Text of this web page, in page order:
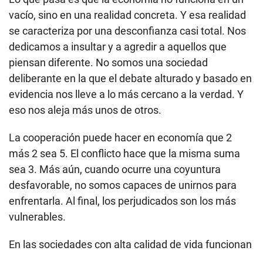
vacío, sino en una realidad concreta. Y esa realidad
se caracteriza por una desconfianza casi total. Nos
dedicamos a insultar y a agredir a aquellos que
piensan diferente. No somos una sociedad
deliberante en la que el debate alturado y basado en
evidencia nos lleve a lo más cercano a la verdad. Y
eso nos aleja más unos de otros.
La cooperación puede hacer en economía que 2
más 2 sea 5. El conflicto hace que la misma suma
sea 3. Más aún, cuando ocurre una coyuntura
desfavorable, no somos capaces de unirnos para
enfrentarla. Al final, los perjudicados son los más
vulnerables.
En las sociedades con alta calidad de vida funcionan